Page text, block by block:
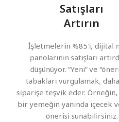
Satışları
Artırın
İşletmelerin %85'i, dijital
panolarının satışları
düşünüyor. “Yeni” ve
tabakları vurgulamak,
siparişe teşvik eder.
bir yemeğin yanında içecek
önerisi sunabilirsiniz.